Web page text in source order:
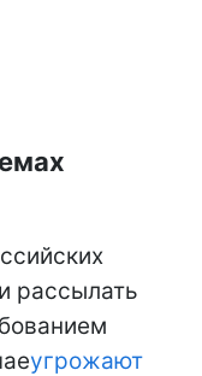
рассылать
угрожают